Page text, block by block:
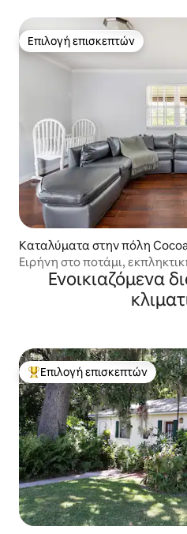
Επιλογή επισκεπτών
Επιλογή επισκεπτών
Καταλύματα στην πόλη
Ειρήνη στο ποτάμι,
Ενοικιαζόμενα
Κορυφαία επιλογή επισκεπτών
Επιλογή επισκεπτών